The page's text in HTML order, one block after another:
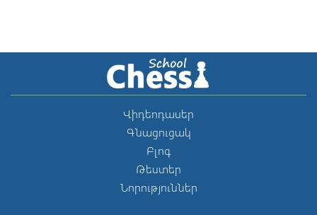
Վիդեոդասեր
Գնացուցակ
Բլոգ
Թեստեր
Նորություններ